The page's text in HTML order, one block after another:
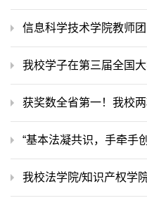
信息科学技术学院教师
我校学子在第三届全国
获奖数全省第一！我校
“基本法凝共识，手牵手
我校法学院/知识产权学